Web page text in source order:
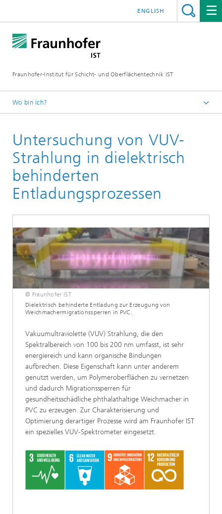
Fraunhofer-Institut für Schicht- und Oberflächentechnik IST
ENGLISH
Wo bin ich?
Technologien
Atmosphärendruck-Plasmaverfahren
Plasmapolymerisation
Untersuchung von VUV-
Strahlung in dielektrisch
behinderten
Entladungsprozessen
© Fraunhofer IST
Dielektrisch behinderte Entladung zur Erzeugung von
Weichmachermigrationssperren in PVC.
Vakuumultraviolette (VUV) Strahlung, die den
Spektralbereich von 100 bis 200 nm umfasst, ist sehr
energiereich und kann organische Bindungen
aufbrechen. Diese Eigenschaft kann unter anderem
genutzt werden, um Polymeroberflächen zu vernetzen
und dadurch Migrationssperren für
gesundheitsschädliche phthalathaltige Weichmacher in
PVC zu erzeugen. Zur Charakterisierung und
Optimierung derartiger Prozesse wird am Fraunhofer IST
ein spezielles VUV-Spektrometer eingesetzt.